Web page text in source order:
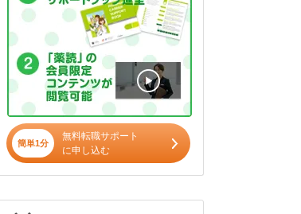
簡単1分
無料転職サポート
に申し込む